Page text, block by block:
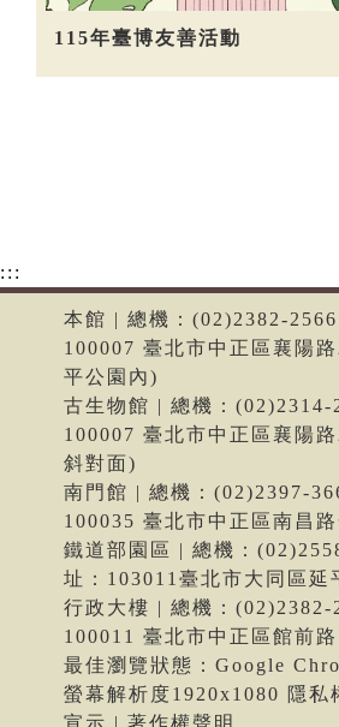
115年臺博友善活動
:::
本館 | 總機：(02)2382-2566
100007 臺北市中正區襄陽
平公園內)
古生物館 | 總機：(02)2314-
100007 臺北市中正區襄陽
斜對面)
南門館 | 總機：(02)2397-
100035 臺北市中正區南昌
鐵道部園區 | 總機：
址：103011臺北市大同區延
行政大樓 | 總機：(02)2382-
100011 臺北市中正區館前
最佳瀏覽狀態：Google
螢幕解析度1920x1080 隱私
宣示 | 著作權聲明